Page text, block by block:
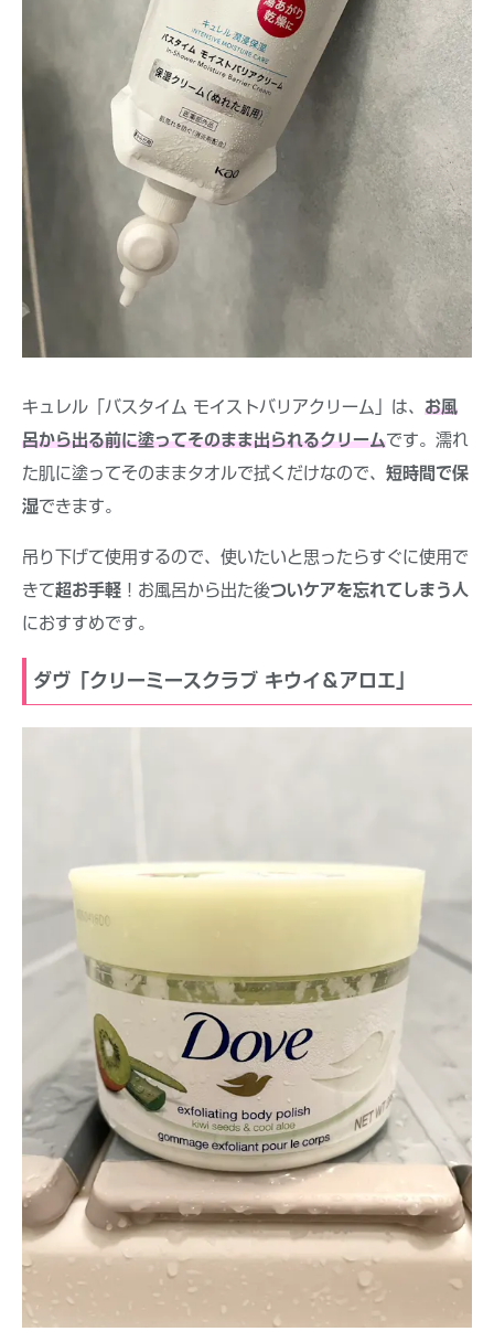
キュレル「バスタイム モイストバリアクリーム」は、 お風
呂から出る前に塗ってそのまま出られるクリームです。濡れ
た肌に塗ってそのままタオルで拭くだけなので、 短時間で保
湿できます。
吊り下げて使用するので、使いたいと思ったらすぐに使用で
きて超お手軽 ！お風呂から出た後ついケアを忘れてしまう人
におすすめです。
ダヴ「クリーミースクラブ キウイ＆アロエ」